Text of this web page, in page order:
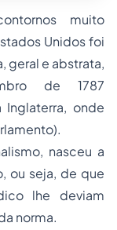
muito
Unidos foi
geral e abstrata,
de 1787
onde
, nasceu a
ou seja, de que
lhe deviam
norma.